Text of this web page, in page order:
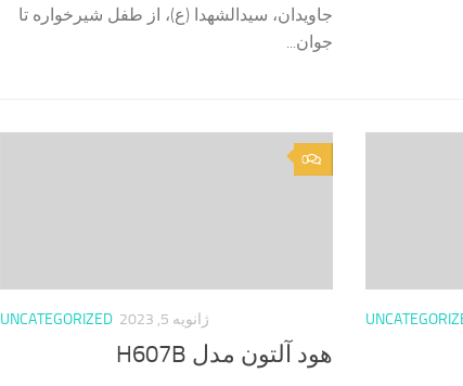
جاویدان، سیدالشهدا (ع)، از طفل شیرخواره تا
جوان...
0
UNCATEGORIZED ژانویه 5, 2023
هود آلتون مدل H607B